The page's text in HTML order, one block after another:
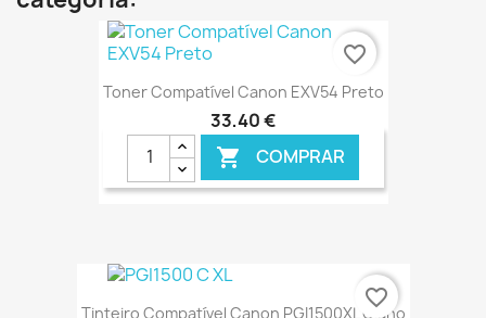
Toner Compatível Canon EXV54 Preto
33,40 €
 COMPRAR
favorite_border
Tinteiro Compatível Canon PGI1500XL Ciano
favorite_border